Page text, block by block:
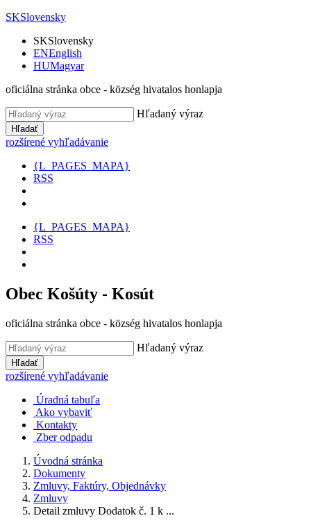
SKSlovensky
SKSlovensky
ENEnglish
HUMagyar
oficiálna stránka obce - község hivatalos honlapja
Hľadaný výraz
Hľadať
rozšírené vyhľadávanie
{L_PAGES_MAPA}
RSS
{L_PAGES_MAPA}
RSS
Obec Košúty - Kosút
oficiálna stránka obce - község hivatalos honlapja
Hľadaný výraz
Hľadať
rozšírené vyhľadávanie
Úradná tabuľa
Ako vybaviť
Kontakty
Zber odpadu
Úvodná stránka
Dokumenty
Zmluvy, Faktúry, Objednávky
Zmluvy
Detail zmluvy Dodatok č. 1 k ...